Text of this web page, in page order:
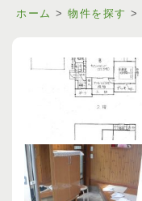
ホーム > 物件を探す >